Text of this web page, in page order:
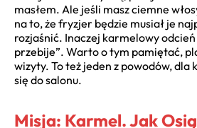
masłem. Ale jeśli masz ciemne
na to, że fryzjer będzie musiał je
rozjaśnić. Inaczej karmelowy odcień
przebije”. Warto o tym pamiętać,
wizyty. To też jeden z powodów,
się do salonu.
Misja: Karmel. Jak